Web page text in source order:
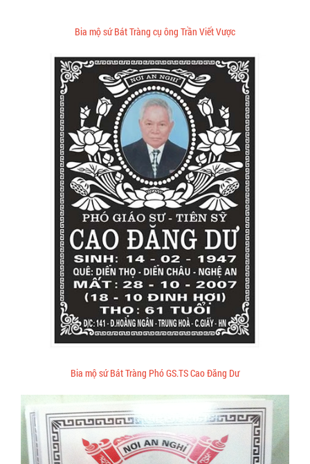
Bia mộ sứ Bát Tràng cụ ông Trần Viết Vược
Bia mộ sứ Bát Tràng Phó GS.TS Cao Đăng Dư